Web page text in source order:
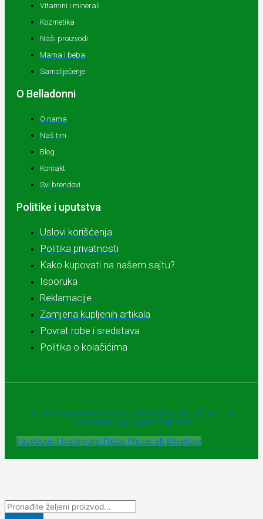
Vitamini i minerali
Kozmetika
Naši proizvodi
Mama i beba
Samoliječenje
O Belladonni
O nama
Naš tim
Blog
Kontakt
Svi brendovi
Politike i uputstva
Uslovi korišćenja
Politika privatnosti
Kako kupovati na našem sajtu?
Isporuka
Reklamacije
Zamjena kupljenih artikala
Povrat robe i sredstava
Politika o kolačićima
© 2025 - Sva prava zadržava Apoteke "Belladonna" Trebinje |
Powered and designed by Webherzz
Facebook-f Instagram Tiktok Phone-alt Envelope